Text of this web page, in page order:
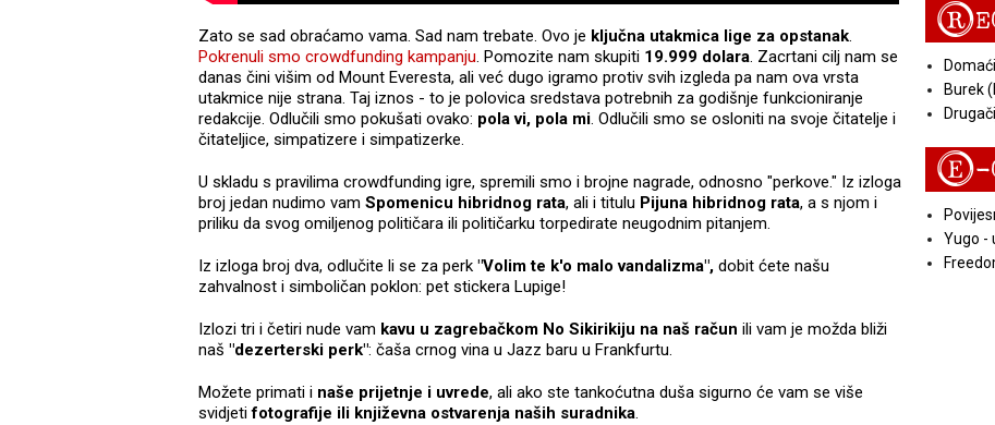
Zato se sad obraćamo vama. Sad nam trebate. Ovo je ključna utakmica lige za opstanak.
Pokrenuli smo crowdfunding kampanju. Pomozite nam skupiti 19.999 dolara. Zacrtani cilj nam se
danas čini višim od Mount Everesta, ali već dugo igramo protiv svih izgleda pa nam ova vrsta
utakmice nije strana. Taj iznos - to je polovica sredstava potrebnih za godišnje funkcioniranje
redakcije. Odlučili smo pokušati ovako: pola vi, pola mi. Odlučili smo se osloniti na svoje čitatelje i
čitateljice, simpatizere i simpatizerke.
U skladu s pravilima crowdfunding igre, spremili smo i brojne nagrade, odnosno "perkove." Iz izloga
broj jedan nudimo vam Spomenicu hibridnog rata, ali i titulu Pijuna hibridnog rata, a s njom i
priliku da svog omiljenog političara ili političarku torpedirate neugodnim pitanjem.
Iz izloga broj dva, odlučite li se za perk "Volim te k'o malo vandalizma", dobit ćete našu
zahvalnost i simboličan poklon: pet stickera Lupige!
Izlozi tri i četiri nude vam kavu u zagrebačkom No Sikirikiju na naš račun ili vam je možda bliži
naš "dezerterski perk": čaša crnog vina u Jazz baru u Frankfurtu.
Možete primati i naše prijetnje i uvrede, ali ako ste tankoćutna duša sigurno će vam se više
svidjetifotografije ili književna ostvarenja naših suradnika.
R
Burek
E-
Yugo -